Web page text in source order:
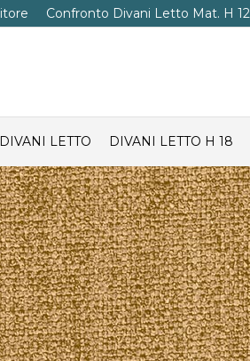
Confronto Divani Letto Mat. H 12
DIVANI LETTO DIVANI LETTO H 18